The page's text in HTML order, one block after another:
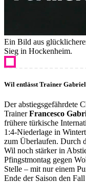
Ein Bild aus
Sieg in Hockenheim.
Wil entlässt Trainer
Der abstiegsgefährdete
TrainerFrancesco
frühere türkische
1:4-Niederlage in
zum Überlaufen. Durch
Wil noch stärker in
Pfingstmontag gegen
Stelle – mit nur einem
Ende der Saison den